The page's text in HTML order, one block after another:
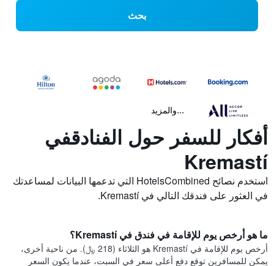
بحث
...والمزيد
أفكار للسفر حول الفنادقفي
Kremastí
استخدم نصائح HotelsCombined التي تدعمها البيانات لمساعدتك
في العثور على فندقك التالي في Kremastí.
ما هو أرخص يوم للإقامة في فندق في Kremastí؟
أرخص يوم للإقامة في Kremastí هو الثلاثاء (218 ﷼). من ناحية أخرى،
يمكن للمسافرين توقع دفع أعلى سعر في السبت، عندما يكون السعر